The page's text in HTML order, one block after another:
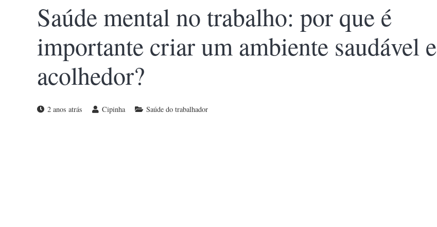
Saúde mental no trabalho: por que é
importante criar um ambiente saudável e
acolhedor?
2 anos atrás Cipinha Saúde do trabalhador